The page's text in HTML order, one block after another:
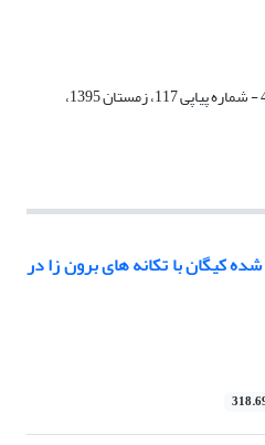
دوره 51، شماره 4 - شماره پیاپی 117، زمستان 1395،
کیگان با تکانه‌ های برون زا در